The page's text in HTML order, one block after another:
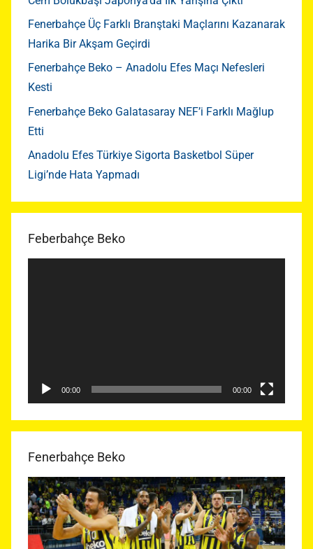
Fenerbahçe Üç Farklı Branştaki Maçlarını Kazanarak
Harika Bir Akşam Geçirdi
Fenerbahçe Beko – Anadolu Efes Maçı Nefesleri
Kesti
Fenerbahçe Beko Galatasaray NEF’i Farklı Mağlup
Etti
Anadolu Efes Türkiye Sigorta Basketbol Süper
Ligi’nde Hata Yapmadı
Feberbahçe Beko
00:00 00:00
Fenerbahçe Beko